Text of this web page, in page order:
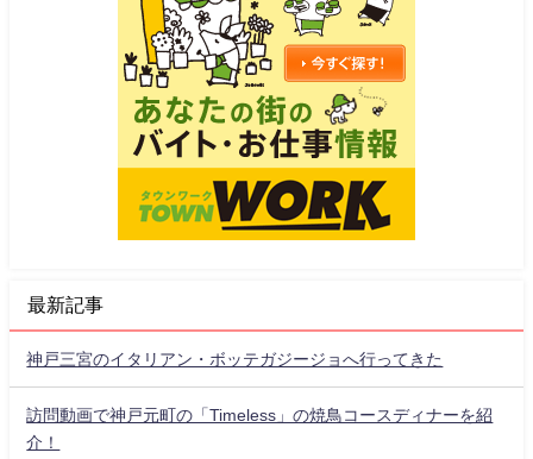
最新記事
神戸三宮のイタリアン・ボッテガジージョへ行ってきた
訪問動画で神戸元町の「Timeless」の焼鳥コースディナーを紹
介！